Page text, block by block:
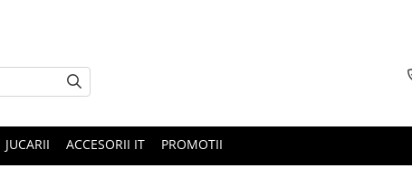
JUCARII ACCESORII IT PROMOTII